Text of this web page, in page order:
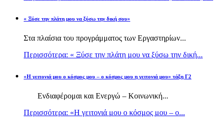
« Ξύσε την πλάτη μου να ξύσω την δική σου»
Στα πλαίσια του προγράμματος των Εργαστηρίων...
Περισσότερα: « Ξύσε την πλάτη μου να ξύσω την δική...
«Η γειτονιά μου ο κόσμος μου – ο κόσμος μου η γειτονιά μου» τάξη Γ2
Ενδιαφέρομαι και Ενεργώ – Κοινωνική...
Περισσότερα: «Η γειτονιά μου ο κόσμος μου – ο...